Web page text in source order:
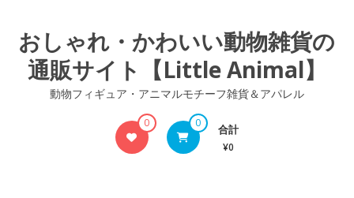
おしゃれ・かわいい動物雑貨の
通販サイト【Little Animal】
動物フィギュア・アニマルモチーフ雑貨＆アパレル
0 0 合計
¥0